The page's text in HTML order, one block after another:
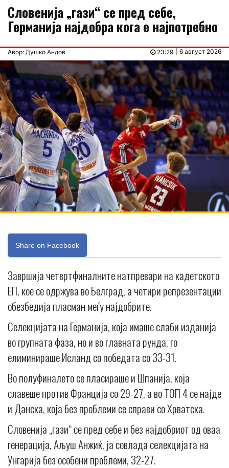
Словенија „гази“ се пред себе,
Германија најдобра кога е најпотребно
Авор: Душко Андов | 6 август 2026
23:29
Share on Facebook
Завршија четвртфиналните натпревари на кадетското
ЕП, кое се одржува во Белград, а четири репрезентации
обезбедија пласман меѓу најдобрите.
Селекцијата на Германија, која имаше слаби изданија
во групната фаза, но и во главната рунда, го
елиминираше Исланд со победата со 33-31.
Во полуфиналето се пласираше и Шпанија, која
славеше против Франција со 29-27, а во ТОП 4 се најде
и Данска, која без проблеми се справи со Хрватска.
Словенија „гази“ се пред себе и без најдобриот од оваа
генерација, Аљуш Анжиќ, ја совлада селекцијата на
Унгарија без особени проблеми, 32-27.